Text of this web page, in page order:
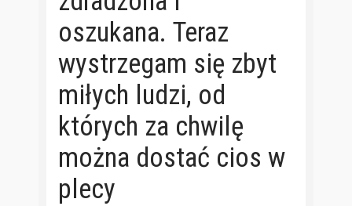
oszukana. Teraz
wystrzegam się zbyt
miłych ludzi, od
których za chwilę
można dostać cios w
plecy